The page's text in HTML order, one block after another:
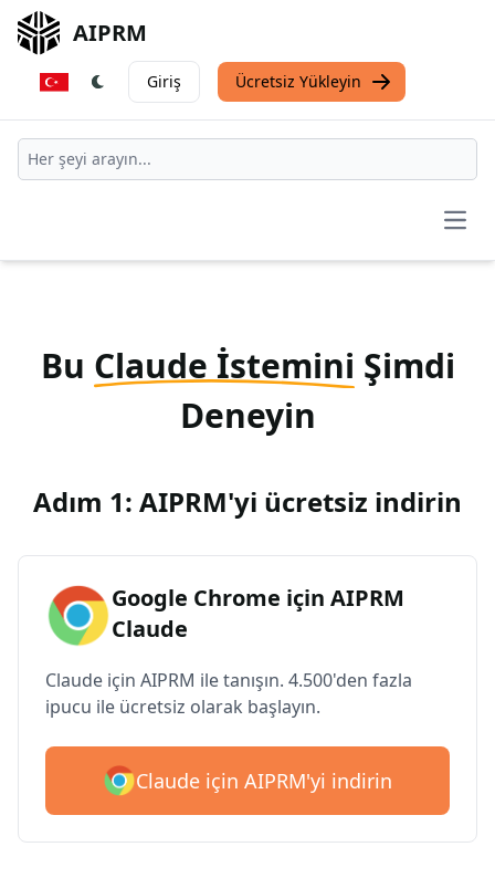
AIPRM
Giriş Ücretsiz Yükleyin
Bu Claude İstemini Şimdi
Deneyin
Adım 1: AIPRM'yi ücretsiz indirin
Google Chrome için AIPRM
Claude
Claude için AIPRM ile tanışın. 4.500'den fazla
ipucu ile ücretsiz olarak başlayın.
Claude için AIPRM'yi indirin